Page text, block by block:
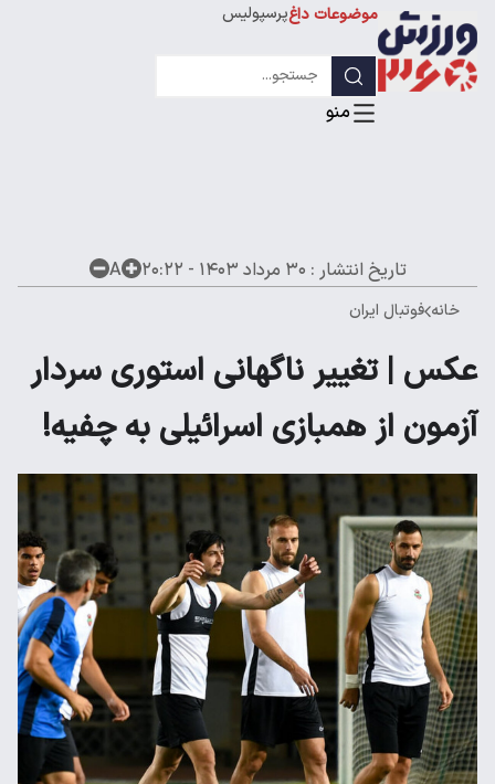
موضوعات داغپرسپولیس
لیگ قهرمانان
تاریخ انتشار : ۳۰ مرداد ۱۴۰۳ - ۲۰:۲۲ A
خانه فوتبال ایران
عکس | تغییر ناگهانی استوری سردار
آزمون از همبازی اسرائیلی به چفیه!